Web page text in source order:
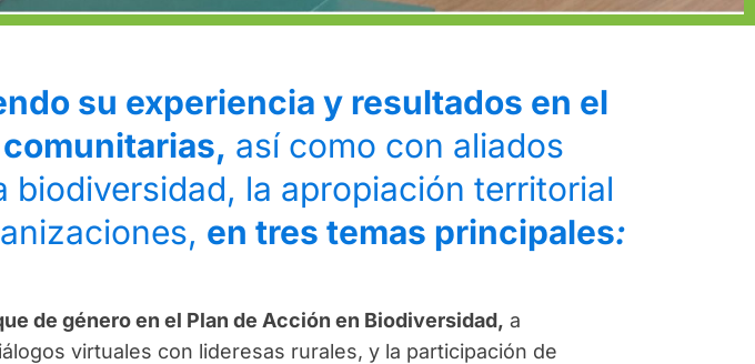
su experiencia y resultados en el
así como con aliados
la apropiación territorial
en tres temas principales:
de género en el Plan de Acción en Biodiversidad, a
virtuales con lideresas rurales, y la participación de